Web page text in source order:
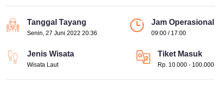
Tanggal Tayang
Senin, 27 Juni 2022 20:36
Jam Operasional
09:00 / 17:00
Jenis Wisata
Wisata Laut
Tiket Masuk
Rp. 10.000 - 100.000